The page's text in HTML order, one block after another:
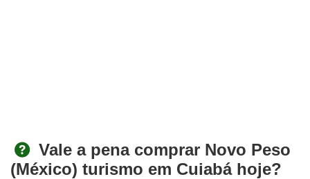
Vale a pena comprar Novo Peso
(México) turismo em Cuiabá hoje?